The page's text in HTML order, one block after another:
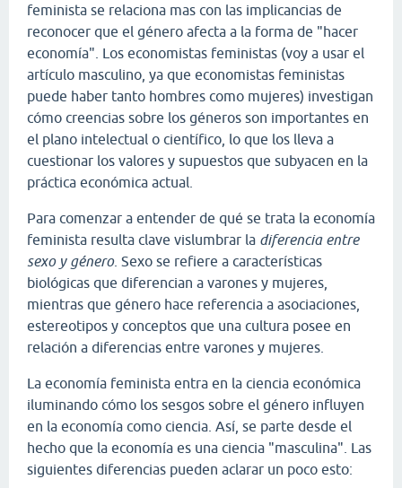
feminista se relaciona mas con las implicancias de
reconocer que el género afecta a la forma de "hacer
economía". Los economistas feministas (voy a usar el
artículo masculino, ya que economistas feministas
puede haber tanto hombres como mujeres) investigan
cómo creencias sobre los géneros son importantes en
el plano intelectual o científico, lo que los lleva a
cuestionar los valores y supuestos que subyacen en la
práctica económica actual.
Para comenzar a entender de qué se trata la economía
feminista resulta clave vislumbrar la diferencia entre
sexo y género. Sexo se refiere a características
biológicas que diferencian a varones y mujeres,
mientras que género hace referencia a asociaciones,
estereotipos y conceptos que una cultura posee en
relación a diferencias entre varones y mujeres.
La economía feminista entra en la ciencia económica
iluminando cómo los sesgos sobre el género influyen
en la economía como ciencia. Así, se parte desde el
hecho que la economía es una ciencia "masculina". Las
siguientes diferencias pueden aclarar un poco esto: